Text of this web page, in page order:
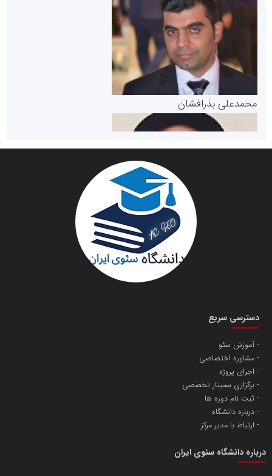
پایگاه خبری گفتمان یزد
دانشگاه سئوی ایران
پایگاه اطلاع رسانی اعتلای نهادهای مردمی
سازمان بورس و اوراق بهادار
مرجع اخبار موثق در بازارسرمایه
سازمان صنعت،معدن و تجارت
آهن و فولاد غدیر ایرانیان
تامین آهن اسفنجی تولیدکنندگان فولاد در کشور
محمدعلی بذرافشان
مریم حاج نوروز نظری
مسعودصادقی
دسترسی سریع
آموزش سئو
مشاوره اختصاصی
اجرای پروژه
برگزاری سمینار تخصصی
ثبت نام دوره ها
درباره دانشگاه
ارتباط با مدیر مرکز
درباره دانشگاه سئوی ایران